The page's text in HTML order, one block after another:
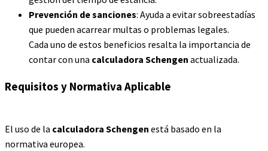
Prevención de sanciones: Ayuda a evitar sobreestadías
que pueden acarrear multas o problemas legales.
Cada uno de estos beneficios resalta la importancia de
contar con una calculadora Schengen actualizada.
Requisitos y Normativa Aplicable
El uso de la calculadora Schengen está basado en la
normativa europea.